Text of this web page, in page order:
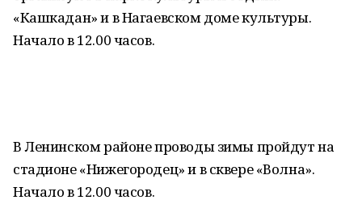
«Кашкадан» и в Нагаевском доме культуры.
Начало в 12.00 часов.
В Ленинском районе проводы зимы пройдут на
стадионе «Нижегородец» и в сквере «Волна».
Начало в 12.00 часов.